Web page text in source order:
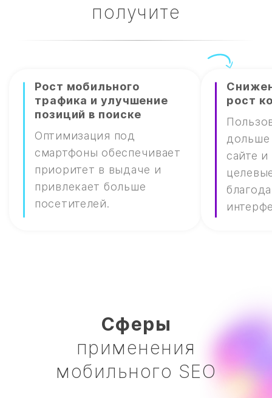
получите
Рост мобильного
трафика и улучшение
позиций в поиске
Оптимизация под
смартфоны обеспечивает
приоритет в выдаче и
привлекает больше
посетителей.
рост
дольше
сайте
Cферы
применения
мобильного SEO